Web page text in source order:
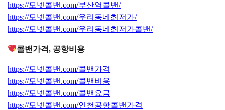
https://모넷콜밴.com/부산역콜밴/
https://모넷콜밴.com/우리동네최저가/
https://모넷콜밴.com/우리동네최저가콜밴/
콜밴가격, 공항비용
https://모넷콜밴.com/콜밴가격
https://모넷콜밴.com/콜밴비용
https://모넷콜밴.com/콜밴요금
https://모넷콜밴.com/인천공항콜밴가격